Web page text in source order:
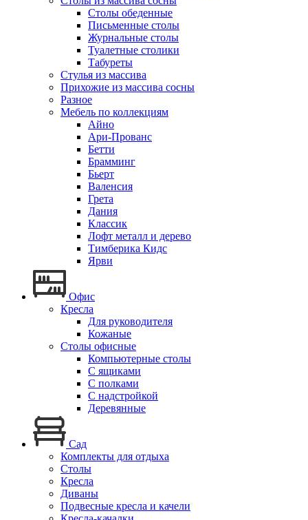
Столы обеденные
Письменные столы
Журнальные столы
Туалетные столики
Табуреты
Стулья из массива
Прихожие из массива сосны
Разное
Мебель по коллекциям
Айно
Ари-Прованс
Бетти
Брамминг
Бьерт
Валенсия
Грета
Дания
Классик
Лофт металл и дерево
Тимберика Кидс
Ярви
Офис
Кресла
Для руководителя
Кожаные
Столы офисные
Компьютерные столы
С ящиками
С полками
С надстройкой
Деревянные
Сад
Комплекты для отдыха
Столы
Кресла
Диваны
Подвесные кресла и качели